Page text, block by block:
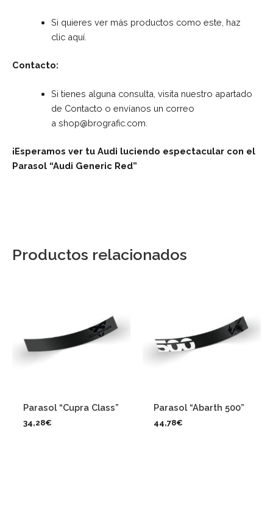
Si quieres ver más productos como este, haz
clic aquí.
Contacto:
Si tienes alguna consulta, visita nuestro apartado
de Contacto o envíanos un correo
a shop@brografic.com
¡Esperamos ver tu Audi luciendo espectacular con el
Parasol “Audi Generic Red”
Productos relacionados
Parasol “Cupra Class”
34,28€
Parasol “Abarth 500”
44,78€